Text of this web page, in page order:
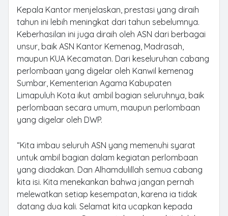
Kepala Kantor menjelaskan, prestasi yang diraih
tahun ini lebih meningkat dari tahun sebelumnya.
Keberhasilan ini juga diraih oleh ASN dari berbagai
unsur, baik ASN Kantor Kemenag, Madrasah,
maupun KUA Kecamatan. Dari keseluruhan cabang
perlombaan yang digelar oleh Kanwil kemenag
Sumbar, Kementerian Agama Kabupaten
Limapuluh Kota ikut ambil bagian seluruhnya, baik
perlombaan secara umum, maupun perlombaan
yang digelar oleh DWP.
“Kita imbau seluruh ASN yang memenuhi syarat
untuk ambil bagian dalam kegiatan perlombaan
yang diadakan. Dan Alhamdulillah semua cabang
kita isi. Kita menekankan bahwa jangan pernah
melewatkan setiap kesempatan, karena ia tidak
datang dua kali. Selamat kita ucapkan kepada